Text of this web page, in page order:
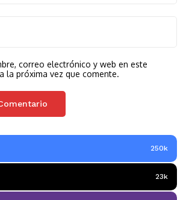
correo electrónico y web en este
la próxima vez que comente.
250k
23k